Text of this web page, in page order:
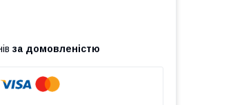
за домовленістю